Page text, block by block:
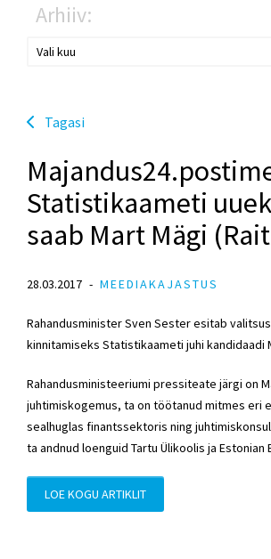
Arhiiv:
Tagasi
Statistikaameti
saab Mart Mägi
28.03.2017 MEEDIAKAJASTUS
Rahandusminister Sven Sester esitab
kinnitamiseks Statistikaameti juhi kandidaadi
Rahandusministeeriumi pressiteate järgi on
juhtimiskogemus, ta on töötanud mitmes eri
sealhuglas finantssektoris ning
ta andnud loenguid Tartu Ülikoolis ja Estonian
LOE KOGU ARTIKLIT